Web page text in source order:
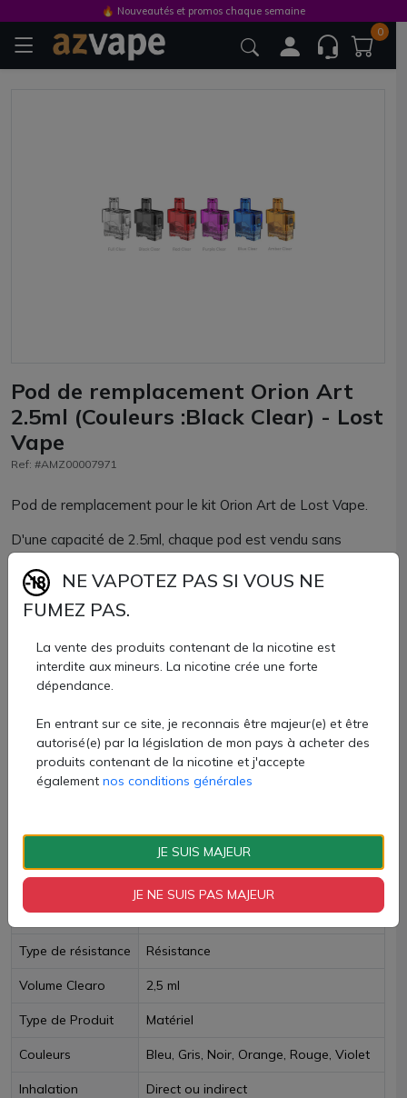
0
Pod de remplacement Orion Art
2.5ml (Couleurs :Black Clear) - Lost
Vape
Ref: #AMZ00007971
Pod de remplacement pour le kit Orion Art de Lost Vape.
D'une capacité de 2.5ml, chaque pod est vendu sans
résistance.
Quantité
Paiement 100% sécurisé
Livraison rapide
Fiche technique
Technologie Electronique
TPD Belge Non
Type de résistance Résistance
Volume Clearo 2,5 ml
Type de Produit Matériel
Couleurs Bleu, Gris, Noir, Orange, Rouge, Violet
Inhalation Direct ou indirect
🔥 Nouveautés et promos chaque semaine
NE VAPOTEZ PAS SI VOUS NE
FUMEZ PAS.
La vente des produits contenant de la nicotine est
interdite aux mineurs. La nicotine crée une forte
dépendance.
En entrant sur ce site, je reconnais être majeur(e) et être
autorisé(e) par la législation de mon pays à acheter des
produits contenant de la nicotine et j'accepte
également nos conditions générales
JE SUIS MAJEUR
JE NE SUIS PAS MAJEUR